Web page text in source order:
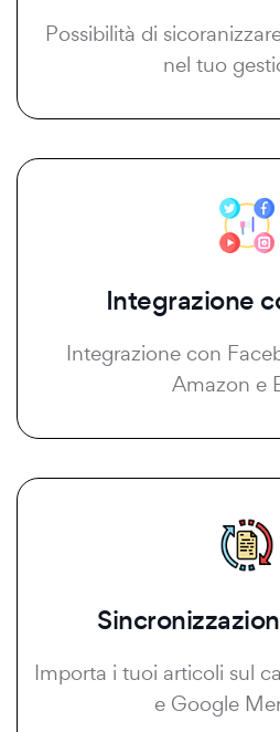
Possibilità di
nel tuo
Integrazione
Integrazione con
Amazon e
Importa i tuoi articoli sul
e Google